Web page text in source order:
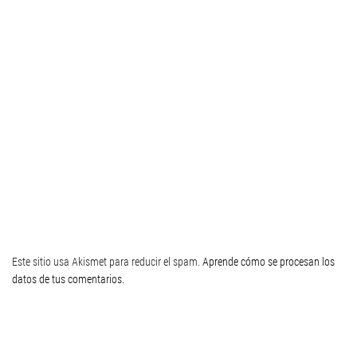
Este sitio usa Akismet para reducir el spam. Aprende cómo se procesan los
datos de tus comentarios.